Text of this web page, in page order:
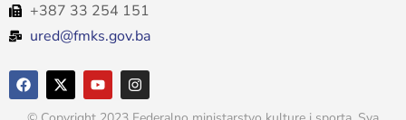
+387 33 254 151
ured@fmks.gov.ba